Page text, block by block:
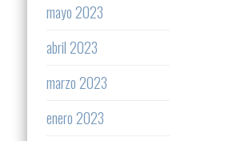
mayo 2023
abril 2023
marzo 2023
enero 2023